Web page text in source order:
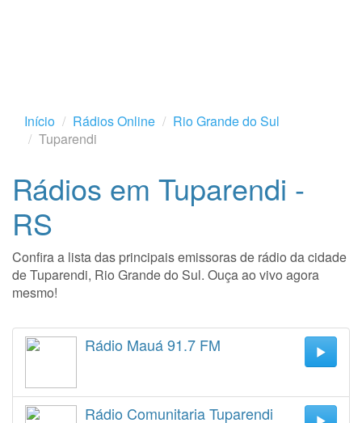
Início Rádios Online
Rio Grande do Sul
Tuparendi
Rádios em Tuparendi -
RS
Confira a lista das principais emissoras de rádio da cidade
de Tuparendi, Rio Grande do Sul. Ouça ao vivo agora
mesmo!
Rádio Mauá 91.7 FM
Rádio Comunitaria Tuparendi